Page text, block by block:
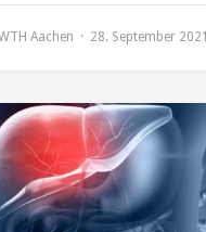
Aachen 28. September 2021